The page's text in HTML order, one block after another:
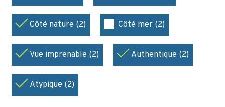
Côté nature (2) Côté mer (2)
Vue imprenable (2) Authentique (2)
Atypique (2)